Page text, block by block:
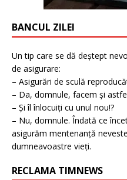
BANCUL ZILEI
Un tip care se dă deștept
de asigurare:
– Asigurări de sculă
– Da, domnule, facem și
– Și îl înlocuiți cu unul nou!?
– Nu, domnule. Îndată ce
asigurăm mentenanță
dumneavoastre vieți.
RECLAMA TIMNEWS